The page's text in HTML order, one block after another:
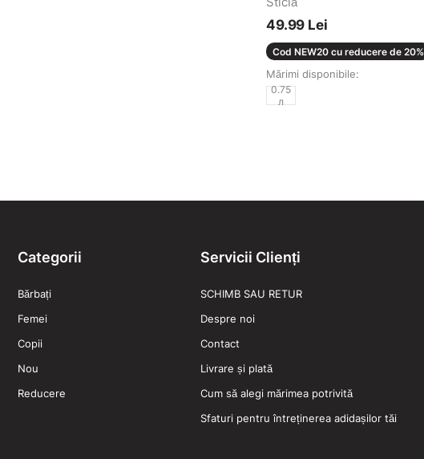
49.99 Lei
Cod NEW20 cu reducere de 20%
Mărimi disponibile:
0.75
л
Categorii
Bărbați
Femei
Copii
Nou
Reducere
Servicii Clienți
SCHIMB SAU RETUR
Despre noi
Contact
Livrare și plată
Cum să alegi mărimea potrivită
Sfaturi pentru întreținerea adidașilor tăi